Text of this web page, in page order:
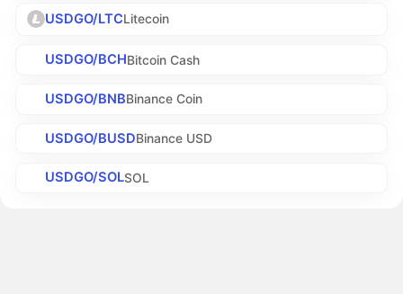
USDGO/LTCLitecoin
USDGO/BCHBitcoin Cash
USDGO/BNBBinance Coin
USDGO/BUSDBinance USD
USDGO/SOLSOL